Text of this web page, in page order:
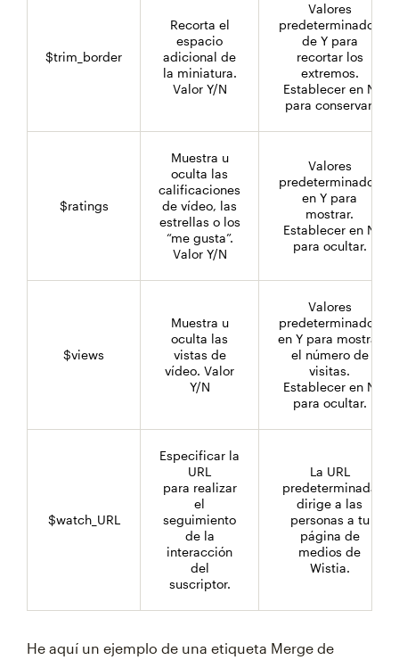
$trim_border
Recorta el
espacio
adicional de
la miniatura.
Valor Y/N
Valores
predeterminados
de Y para
recortar los
extremos.
Establecer en N
para conservar.
$ratings
Muestra u
oculta las
calificaciones
de vídeo, las
estrellas o los
“me gusta”.
Valor Y/N
Valores
predeterminados
en Y para
mostrar.
Establecer en N
para ocultar.
$views
Muestra u
oculta las
vistas de
vídeo. Valor
Y/N
Valores
predeterminados
en Y para mostrar
el número de
visitas.
Establecer en N
para ocultar.
$watch_URL
Especificar la
URL
para realizar
el
seguimiento
de la
interacción
del
suscriptor.
La URL
predeterminada
dirige a las
personas a tu
página de
medios de
Wistia.
He aquí un ejemplo de una etiqueta Merge de